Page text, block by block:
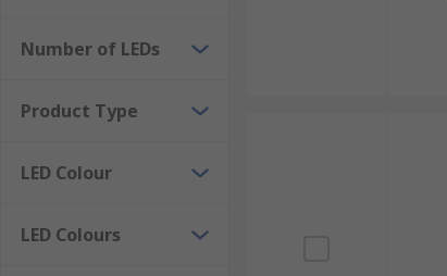
Number of LEDs
Product Type
LED Colour
LED Colours